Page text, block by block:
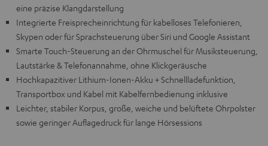
eine präzise Klangdarstellung
Integrierte Freisprecheinrichtung für kabelloses Telefonieren,
Skypen oder für Sprachsteuerung über Siri und Google Assistant
Smarte Touch-Steuerung an der Ohrmuschel für Musiksteuerung,
Lautstärke & Telefonannahme, ohne Klickgeräusche
Hochkapazitiver Lithium-Ionen-Akku + Schnellladefunktion,
Transportbox und Kabel mit Kabelfernbedienung inklusive
Leichter, stabiler Korpus, große, weiche und belüftete Ohrpolster
sowie geringer Auflagedruck für lange Hörsessions